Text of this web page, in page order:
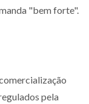
"bem forte".
pela